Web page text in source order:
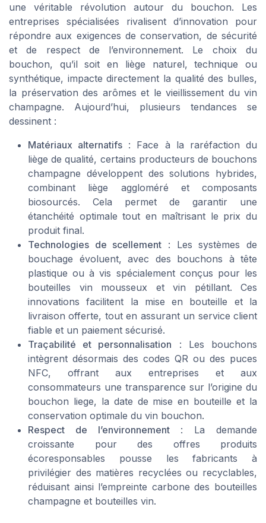
une véritable révolution autour du bouchon. Les
entreprises spécialisées rivalisent d’innovation pour
répondre aux exigences de conservation, de sécurité
et de respect de l’environnement. Le choix du
bouchon, qu’il soit en liège naturel, technique ou
synthétique, impacte directement la qualité des bulles,
la préservation des arômes et le vieillissement du vin
champagne. Aujourd’hui, plusieurs tendances se
dessinent :
Matériaux alternatifs : Face à la raréfaction du
liège de qualité, certains producteurs de bouchons
champagne développent des solutions hybrides,
combinant liège aggloméré et composants
biosourcés. Cela permet de garantir une
étanchéité optimale tout en maîtrisant le prix du
produit final.
Technologies de scellement : Les systèmes de
bouchage évoluent, avec des bouchons à tête
plastique ou à vis spécialement conçus pour les
bouteilles vin mousseux et vin pétillant. Ces
innovations facilitent la mise en bouteille et la
livraison offerte, tout en assurant un service client
fiable et un paiement sécurisé.
Traçabilité et personnalisation : Les bouchons
intègrent désormais des codes QR ou des puces
NFC, offrant aux entreprises et aux
consommateurs une transparence sur l’origine du
bouchon liege, la date de mise en bouteille et la
conservation optimale du vin bouchon.
Respect de l’environnement: La demande
croissante pour des offres produits
écoresponsables pousse les fabricants à
privilégier des matières recyclées ou recyclables,
réduisant ainsi l’empreinte carbone des bouteilles
champagne et bouteilles vin.